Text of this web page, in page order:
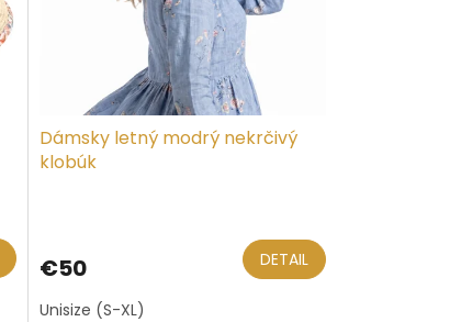
Dámsky letný modrý nekrčivý
klobúk
€50 DETAIL
Unisize (S-XL)